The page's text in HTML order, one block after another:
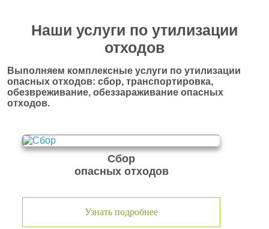
Наши услуги по утилизации
отходов
Выполняем комплексные услуги по утилизации
опасных отходов: сбор, транспортировка,
обезвреживание, обеззараживание опасных
отходов.
Сбор
опасных отходов
Узнать подробнее